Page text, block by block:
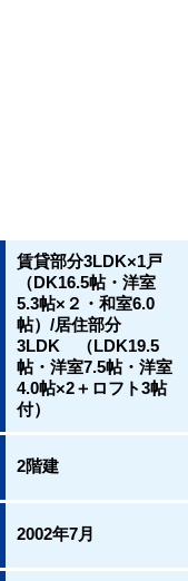
賃貸部分3LDK×1戸
（DK16.5帖・洋室
5.3帖×２・和室6.0
帖）/居住部分
3LDK （LDK19.5
帖・洋室7.5帖・洋室
4.0帖×2＋ロフト3帖
付）
2階建
2002年7月